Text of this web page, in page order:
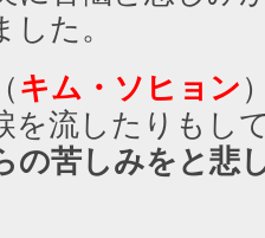
た。
キム・ソヒョン
を流したりもし
の苦しみをと悲